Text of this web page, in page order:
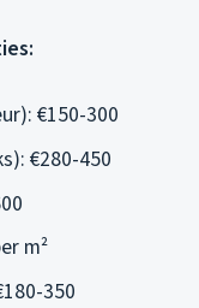
€150-300
€280-450
m²
350